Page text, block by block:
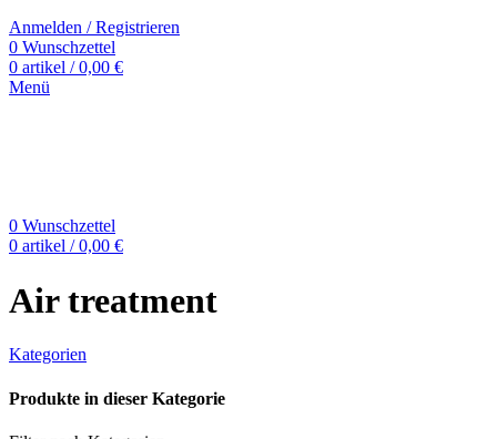
Anmelden / Registrieren
0 Wunschzettel
0 artikel / 0,00 €
Menü
0 Wunschzettel
0 artikel / 0,00 €
Air treatment
Kategorien
Produkte in dieser Kategorie